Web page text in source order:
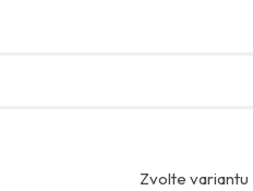
Zvolte variantu